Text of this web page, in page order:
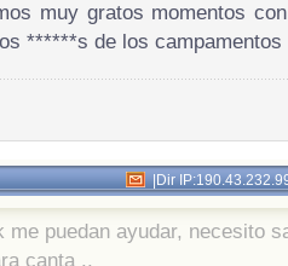
muy gratos momentos
******s de los campamentos
|Dir
me puedan ayudar, necesito
canta ..